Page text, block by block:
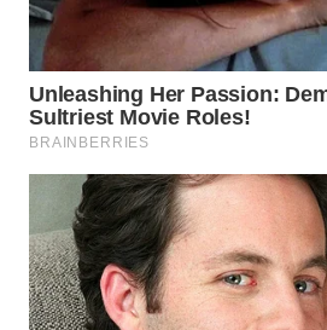
MANDALIKA
WN
LIKUPANG
LABUANBAJO
WN
BORNEO